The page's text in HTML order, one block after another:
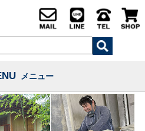
メニュー